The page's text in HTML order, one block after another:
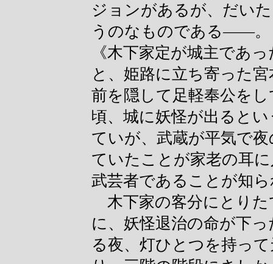
ジョンがあるが、だい
うのなものである――。
《木下家定が城主であ
と、姫路に立ち寄った
前を隠して足軽奉公を
頃、城に妖怪が出ると
ていが、武蔵が平気で
ていたことが家老の耳
武芸者であることが知
木下家の客分にとりた
に、妖怪退治の命が下
る夜、灯ひとつを持っ